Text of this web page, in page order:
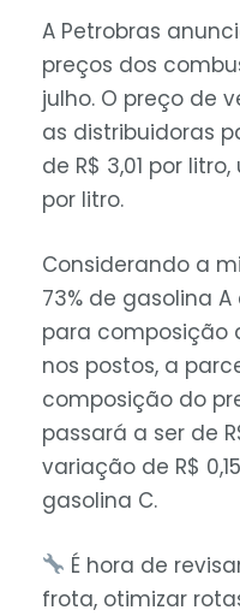
A Petrobras
preços dos
julho. O preço de
as distribuidoras
de R$ 3,01 por
por litro.
Considerando a
73% de gasolina
para composição
nos postos, a
composição do
passará a ser de
variação de R$
gasolina C.
É hora de
frota, otimizar